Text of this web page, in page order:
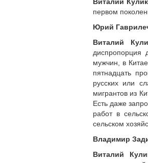
первом
Юрий
Виталий
мужчин, в
пятнадцать
русских или
мигрантов из
Есть даже
работ в
сельском
Владимир
Виталий